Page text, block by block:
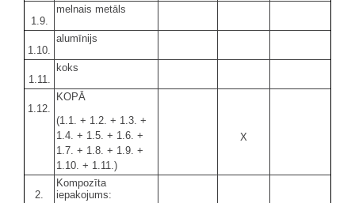
1.9.
melnais metāls
1.10.
alumīnijs
1.11.
koks
1.12.
KOPĀ
(1.1. + 1.2. + 1.3. +
1.4. + 1.5. + 1.6. +
1.7. + 1.8. + 1.9. +
1.10. + 1.11.)
X
2.
Kompozīta
iepakojums: